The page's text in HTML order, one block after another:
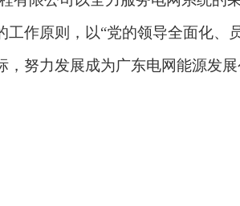
工作原则，以“党的领导全面化
，努力发展成为广东电网能源发